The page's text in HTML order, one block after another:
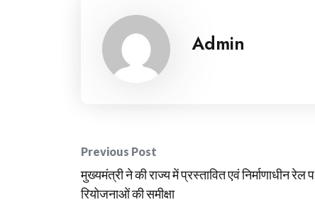
Admin
Post
navigation
Previous Post
मुख्यमंत्री ने की राज्य में प्रस्तावित एवं निर्माणाधीन रेल प
रियोजनाओं की समीक्षा